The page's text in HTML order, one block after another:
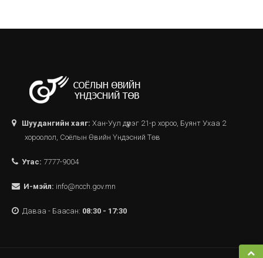
Шуудангийн хаяг: Хан-Уул дүүрэг 21-р хороо, Буянт Ухаа 2
хороолол, Соёлын Өвийн Үндэсний Төв
Утас: 7777-9004
И-мэйл: info@ncch.gov.mn
Даваа - Баасан: 08:30 - 17:30